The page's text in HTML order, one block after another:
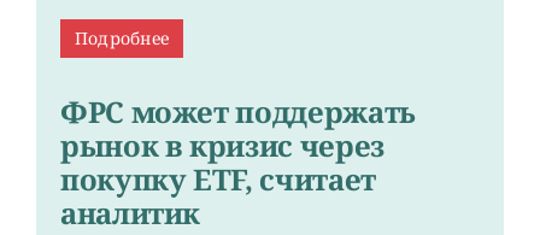
Подробнее
ФРС может поддержать
рынок в кризис через
покупку ETF, считает
аналитик